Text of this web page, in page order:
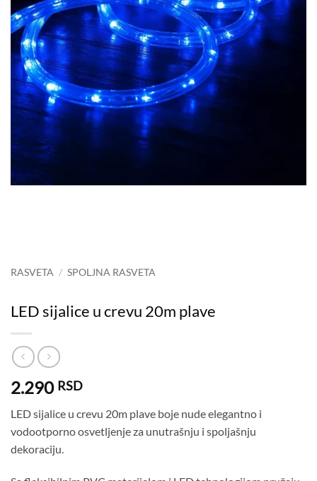
RASVETA / SPOLJNA RASVETA
LED sijalice u crevu 20m plave
2.290 RSD
LED sijalice u crevu 20m plave boje nude elegantno i
vodootporno osvetljenje za unutrašnju i spoljašnju
dekoraciju.